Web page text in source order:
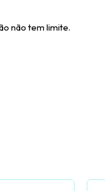
não tem limite.